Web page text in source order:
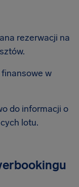
rezerwacji na
w
do informacji o
lotu.